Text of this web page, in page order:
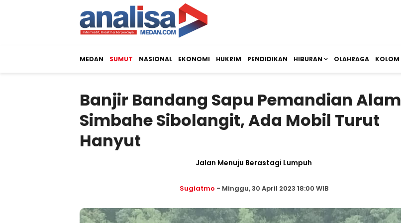
MEDAN SUMUT NASIONAL EKONOMI HUKRIM PENDIDIKAN HIBURAN OLAHRAGA KOLOM
Banjir Bandang Sapu Pemandian Alam
Simbahe Sibolangit, Ada Mobil Turut
Hanyut
Jalan Menuju Berastagi Lumpuh
Sugiatmo - Minggu, 30 April 2023 18:00 WIB